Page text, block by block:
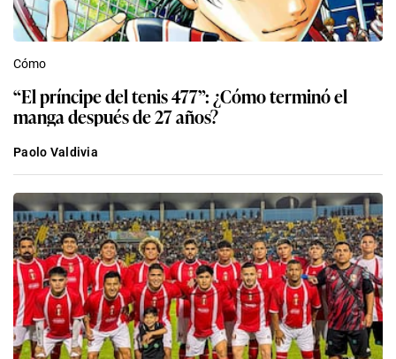
Cómo
“El príncipe del tenis 477”: ¿Cómo terminó el
manga después de 27 años?
Paolo Valdivia